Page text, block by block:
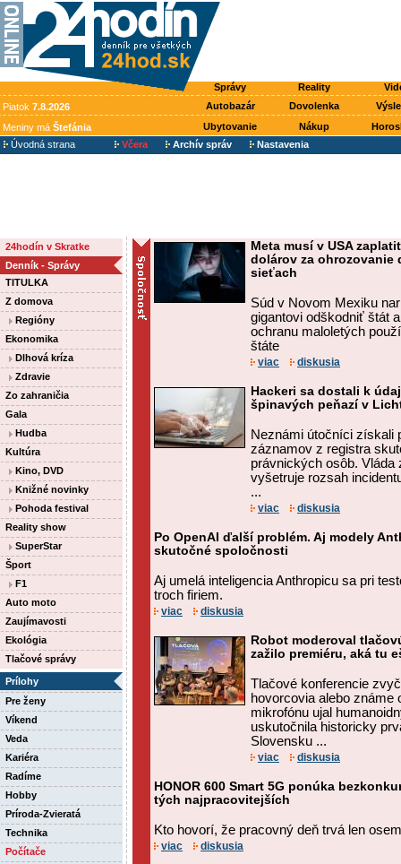
Správy Reality
Piatok 7.8.2026 Autobazár Dovolenka
Meniny má Štefánia Ubytovanie Nákup
Úvodná strana
Včera Archív správ Nastavenia
24hodín v Skratke
Denník - Správy
TITULKA
Z domova
Regióny
Ekonomika
Dlhová kríza
Zdravie
Zo zahraničia
Gala
Hudba
Kultúra
Kino, DVD
Knižné novinky
Pohoda festival
Reality show
SuperStar
Šport
F1
Auto moto
Zaujímavosti
Ekológia
Tlačové správy
Prílohy
Pre ženy
Víkend
Veda
Kariéra
Radíme
Hobby
Príroda-Zvieratá
Technika
Počítače
Meta musí v USA
dolárov za ohrozovanie
sieťach
Súd v Novom Mexiku
gigantovi odškodniť štát
ochranu maloletých
štáte
viac diskusia
Hackeri sa dostali k
špinavých peňazí v
Neznámi útočníci získali
záznamov z registra
právnických osôb.
vyšetruje rozsah
...
viac diskusia
Po OpenAI ďalší problém. Aj modely
skutočné spoločnosti
Aj umelá inteligencia Anthropicu sa pri
troch firiem.
viac diskusia
Robot moderoval
zažilo premiéru, aká tu
Tlačové konferencie
hovorcovia alebo známe
mikrofónu ujal
uskutočnila historicky
Slovensku ...
viac diskusia
HONOR 600 Smart 5G ponúka
tých najpracovitejších
Kto hovorí, že pracovný deň trvá len
viac diskusia